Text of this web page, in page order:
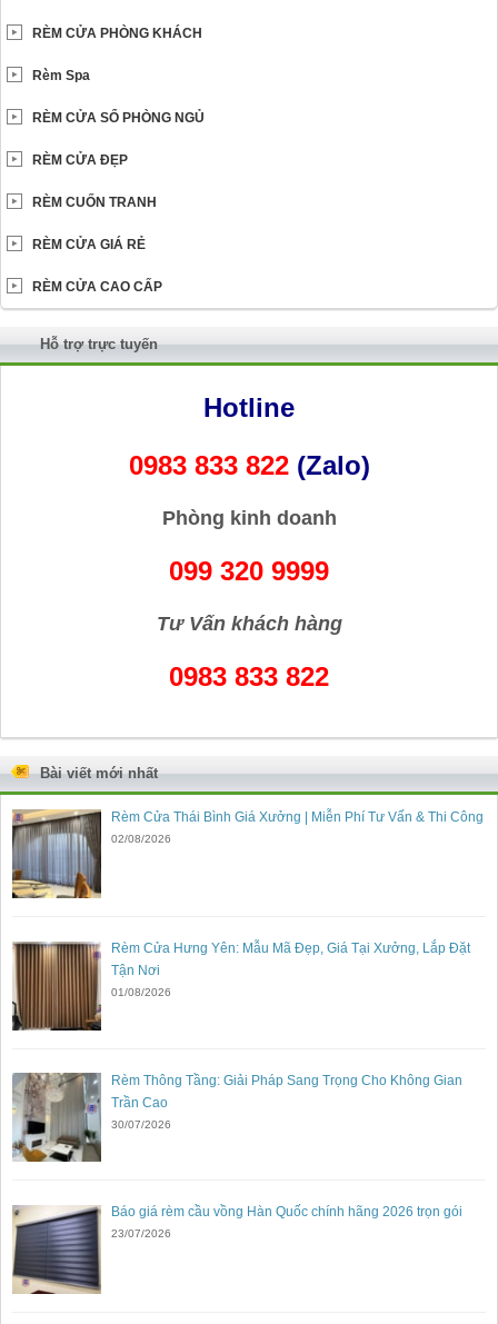
RÈM CỬA PHÒNG KHÁCH
Rèm Spa
RÈM CỬA SỔ PHÒNG NGỦ
RÈM CỬA ĐẸP
RÈM CUỐN TRANH
RÈM CỬA GIÁ RẺ
RÈM CỬA CAO CẤP
Hỗ trợ trực tuyến
Hotline
0983 833 822 (Zalo)
Phòng kinh doanh
099 320 9999
Tư Vấn khách hàng
0983 833 822
Bài viết mới nhất
Rèm Cửa Thái Bình Giá Xưởng | Miễn Phí Tư Vấn & Thi Công
02/08/2026
Rèm Cửa Hưng Yên: Mẫu Mã Đẹp, Giá Tại Xưởng, Lắp Đặt
Tận Nơi
01/08/2026
Rèm Thông Tầng: Giải Pháp Sang Trọng Cho Không Gian
Trần Cao
30/07/2026
Báo giá rèm cầu vồng Hàn Quốc chính hãng 2026 trọn gói
23/07/2026